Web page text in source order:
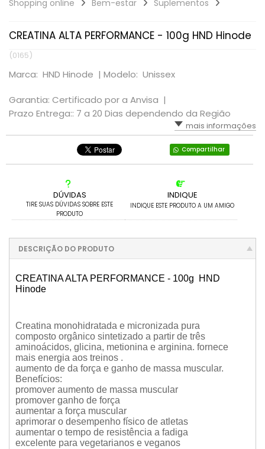
Shopping online Bem-estar Suplementos
CREATINA ALTA PERFORMANCE - 100g HND Hinode
(0165)
Marca: HND Hinode | Modelo: Unissex
Garantia: Certificado por a Anvisa |
Prazo Entrega:: 7 a 20 Dias dependendo da Região
mais informações
Compartilhar
DÚVIDAS
TIRE SUAS DÚVIDAS SOBRE ESTE
PRODUTO
INDIQUE
INDIQUE ESTE PRODUTO A UM AMIGO
DESCRIÇÃO DO PRODUTO
CREATINA ALTA PERFORMANCE - 100g HND
Hinode
Creatina monohidratada e micronizada pura
composto orgânico sintetizado a partir de três
aminoácidos, glicina, metionina e arginina. fornece
mais energia aos treinos .
aumento de da força e ganho de massa muscular.
Benefícios:
promover aumento de massa muscular
promover ganho de força
aumentar a força muscular
aprimorar o desempenho físico de atletas
aumentar o tempo de resistência a fadiga
excelente para vegetarianos e veganos